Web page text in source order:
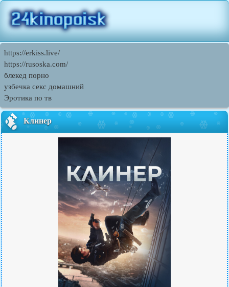
https://erkiss.live/
https://rusoska.com/
блекед порно
узбечка секс домашний
Эротика по тв
Клинер